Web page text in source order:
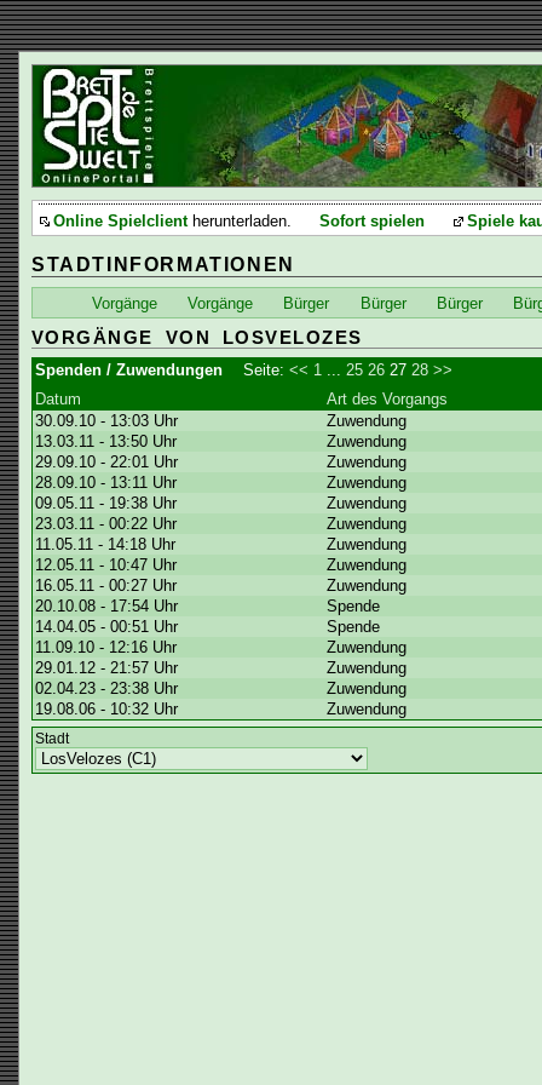
Online Spielclientherunterladen. Sofort spielen Spiele
STADTINFORMATIONEN
Vorgänge Vorgänge Bürger Bürger Bürger
VORGÄNGE VON LOSVELOZES
Spenden / Zuwendungen Seite:<< 1 25 26 27 28 >>
Datum
Art des Vorgangs
30.09.10 - 13:03 Uhr
Zuwendung
13.03.11 - 13:50 Uhr
Zuwendung
29.09.10 - 22:01 Uhr
Zuwendung
28.09.10 - 13:11 Uhr
Zuwendung
09.05.11 - 19:38 Uhr
Zuwendung
23.03.11 - 00:22 Uhr
Zuwendung
11.05.11 - 14:18 Uhr
Zuwendung
12.05.11 - 10:47 Uhr
Zuwendung
16.05.11 - 00:27 Uhr
Zuwendung
20.10.08 - 17:54 Uhr
Spende
14.04.05 - 00:51 Uhr
Spende
11.09.10 - 12:16 Uhr
Zuwendung
29.01.12 - 21:57 Uhr
Zuwendung
02.04.23 - 23:38 Uhr
Zuwendung
19.08.06 - 10:32 Uhr
Zuwendung
Stadt